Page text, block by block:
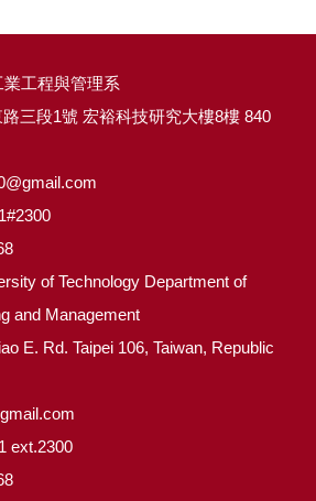
工程與管理系
三段1號 宏裕科技研究大樓8樓 840
of Technology Department of
and Management
E. Rd. Taipei 106, Taiwan, Republic
ext.2300